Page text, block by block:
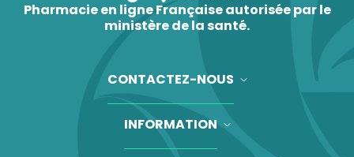
Pharmacie en ligne Française autorisée par le
ministère de la santé.
CONTACTEZ-NOUS
INFORMATION